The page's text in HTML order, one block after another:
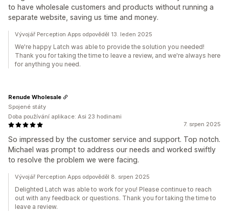
to have wholesale customers and products without running a
separate website, saving us time and money.
Vývojář Perception Apps odpověděl 13. leden 2025
We're happy Latch was able to provide the solution you needed!
Thank you for taking the time to leave a review, and we're always here
for anything you need.
7. srpen 2025
So impressed by the customer service and support. Top notch.
Michael was prompt to address our needs and worked swiftly
to resolve the problem we were facing.
Renude Wholesale
Spojené státy
Doba používání aplikace: Asi 23 hodinami
Vývojář Perception Apps odpověděl 8. srpen 2025
Delighted Latch was able to work for you! Please continue to reach
out with any feedback or questions. Thank you for taking the time to
leave a review.